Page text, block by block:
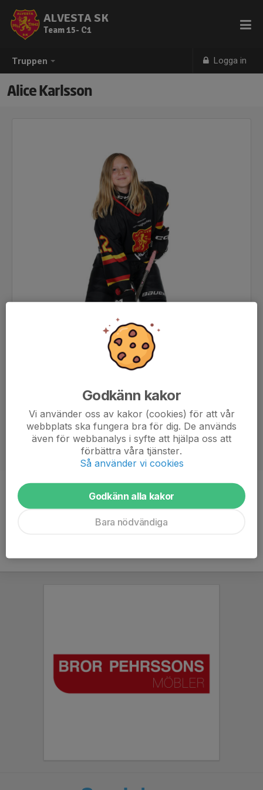
Truppen Logga in
ALVESTA SK
Team 15- C1
Alice Karlsson
Ålder 11 år
Godkänn kakor
Vi använder oss av kakor (cookies) för att vår
webbplats ska fungera bra för dig. De används
även för webbanalys i syfte att hjälpa oss att
förbättra våra tjänster.
Så använder vi cookies
Godkänn alla kakor
Bara nödvändiga